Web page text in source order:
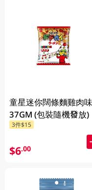
童星迷你闊條麵雞肉味
37GM (包裝隨機發放)
3件$15
$6.00